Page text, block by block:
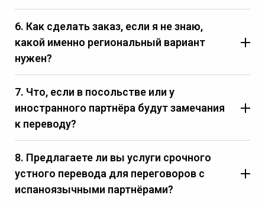
6. Как сделать заказ, если я не знаю,
какой именно региональный вариант
нужен?
7. Что, если в посольстве или у
иностранного партнёра будут замечания
к переводу?
8. Предлагаете ли вы услуги срочного
устного перевода для переговоров с
испаноязычными партнёрами?